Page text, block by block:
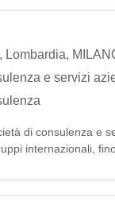
, Lombardia,
e servizi
di consulenza e
internazionali,
azienda offre